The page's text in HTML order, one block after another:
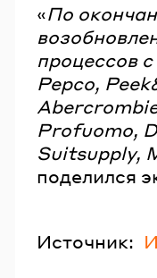
«По
процессов
Pepco,
Profuomo,
Suitsupply,
поделился
Источник: